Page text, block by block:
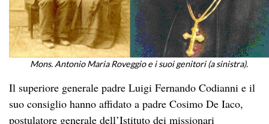
Mons. Antonio Maria Roveggio e i suoi genitori (a sinistra).
Il superiore generale padre Luigi Fernando Codianni e il
suo consiglio hanno affidato a padre Cosimo De Iaco,
postulatore generale dell’Istituto dei missionari